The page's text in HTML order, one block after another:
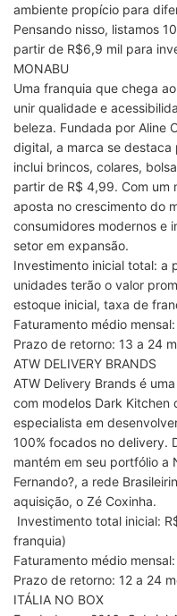
ambiente propício para
Pensando nisso, listamos
partir de R$6,9 mil para
MONABU
Uma franquia que chega
unir qualidade e
beleza. Fundada por Aline
digital, a marca se
inclui brincos, colares,
partir de R$ 4,99. Com um
aposta no crescimento do
consumidores modernos e
setor em expansão.
Investimento inicial total: a
unidades terão o valor
estoque inicial, taxa de
Faturamento médio
Prazo de retorno: 13 a 24
ATW DELIVERY BRANDS
ATW Delivery Brands é
com modelos Dark Kitchen
especialista em
100% focados no delivery.
mantém em seu portfólio a
Fernando?, a rede
aquisição, o Zé Coxinha.
Investimento total inicial:
franquia)
Faturamento médio
Prazo de retorno: 12 a 24
ITÁLIA NO BOX